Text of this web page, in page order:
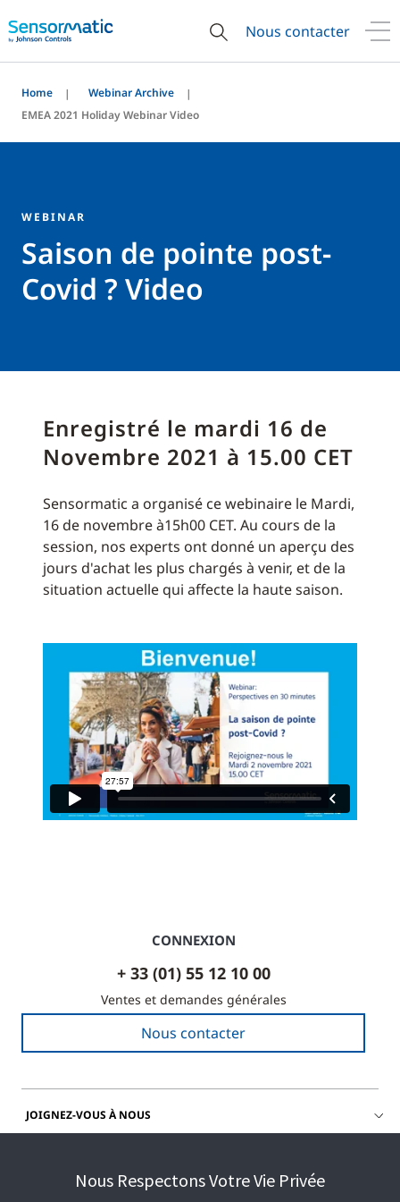
Nous contacter
Home
Webinar Archive
EMEA 2021 Holiday Webinar Video
WEBINAR
Saison de pointe post-
Covid ? Video
Enregistré le mardi 16 de
Novembre 2021 à 15.00 CET
Sensormatic a organisé ce webinaire le Mardi,
16 de novembre à15h00 CET. Au cours de la
session, nos experts ont donné un aperçu des
jours d'achat les plus chargés à venir, et de la
situation actuelle qui affecte la haute saison.
CONNEXION
+ 33 (01) 55 12 10 00
Ventes et demandes générales
Nous contacter
JOIGNEZ-VOUS À NOUS
Nous Respectons Votre Vie Privée